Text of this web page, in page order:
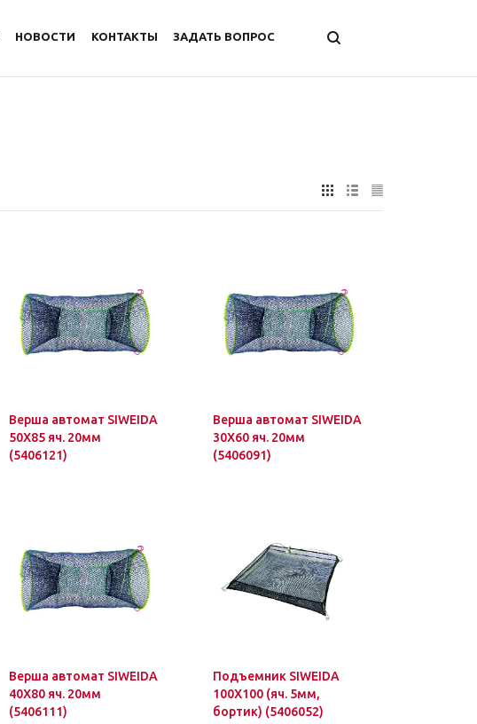
НОВОСТИ КОНТАКТЫ ЗАДАТЬ ВОПРОС
Верша автомат SIWEIDA
50Х85 яч. 20мм
(5406121)
Верша автомат SIWEIDA
30Х60 яч. 20мм
(5406091)
Верша автомат SIWEIDA
40Х80 яч. 20мм
(5406111)
Подъемник SIWEIDA
100Х100 (яч. 5мм,
бортик) (5406052)